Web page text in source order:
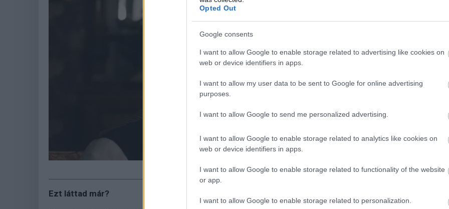
Opted Out
Google consents
I want to allow Google to enable storage related to advertising like cookies on
web or device identifiers in apps.
I want to allow my user data to be sent to Google for online advertising
purposes.
I want to allow Google to send me personalized advertising.
I want to allow Google to enable storage related to analytics like cookies on
web or device identifiers in apps.
I want to allow Google to enable storage related to functionality of the website
or app.
I want to allow Google to enable storage related to personalization.
Ezt láttad már?